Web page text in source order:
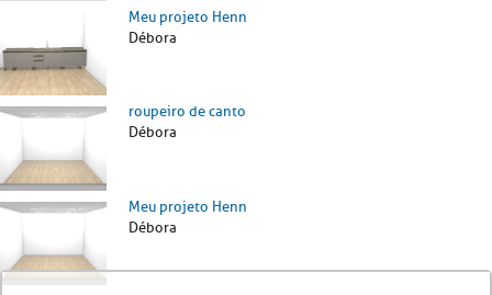
Meu projeto Henn
Débora
roupeiro de canto
Débora
Meu projeto Henn
Débora